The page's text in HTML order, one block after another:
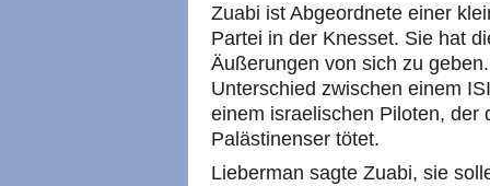
Zuabi ist Abgeordnete einer
Partei in der Knesset. Sie hat
Äußerungen von sich zu
Unterschied zwischen einem
einem israelischen Piloten, der
Palästinenser tötet.
Lieberman sagte Zuabi, sie